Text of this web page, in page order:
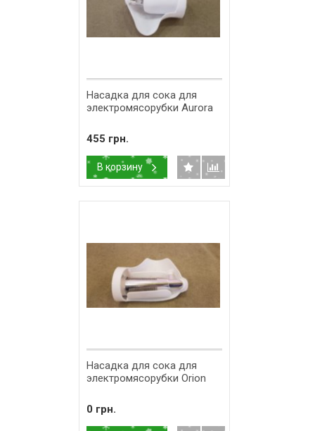
Насадка для сока для
электромясорубки Aurora
455 грн.
В корзину
Насадка для сока для
электромясорубки Orion
0 грн.